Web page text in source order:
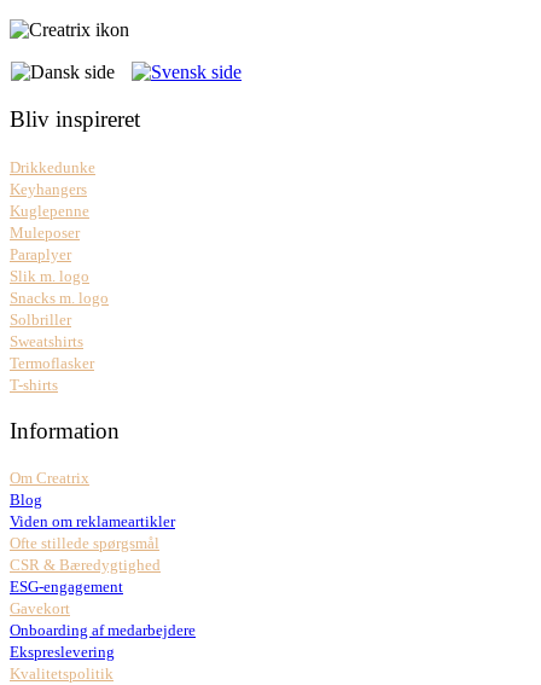
Bliv inspireret
Drikkedunke
Keyhangers
Kuglepenne
Muleposer
Paraplyer
Slik m. logo
Snacks m. logo
Solbriller
Sweatshirts
Termoflasker
T-shirts
Information
Om Creatrix
Blog
Viden om reklameartikler
Ofte stillede spørgsmål
CSR & Bæredygtighed
ESG-engagement
Gavekort
Onboarding af medarbejdere
Ekspreslevering
Kvalitetspolitik